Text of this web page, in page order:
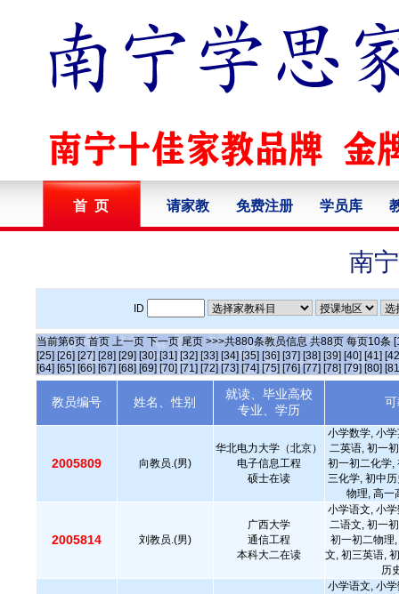
首 页 请家教 免费注册 学员库
南
ID
当前第6页 首页 上一页 下一页 尾页 >>>共880条教员信息 共88页 每页10条
[25] [26] [27] [28] [29] [30] [31] [32] [33] [34] [35] [36] [37] [38] [39] [40] [41]
[64] [65] [66] [67] [68] [69] [70] [71] [72] [73] [74] [75] [76] [77] [78] [79] [80]
教员编号 姓名、性别
就读、毕业高校
专业、学历
2005809 向教员.(男)
华北电力大学（北京）
电子信息工程
硕士在读
小学数学, 小
二英语, 初一
初一初二化学,
三化学, 初中
物理, 高一
2005814 刘教员.(男)
广西大学
通信工程
本科大二在读
小学语文, 小
二语文, 初一
初一初二物理
文, 初三英语,
历
小学语文, 小